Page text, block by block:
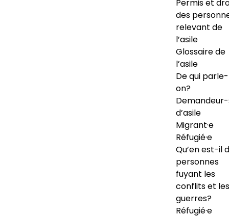
Permis et
des
relevant de
l’asile
Glossaire de
l’asile
De qui
on?
d’asile
Migrant·e
Réfugié·e
Qu’en est-il
personnes
fuyant les
conflits et les
guerres?
Réfugié·e